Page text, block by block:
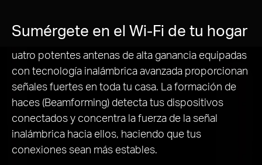
Sumérgete en el Wi-Fi de tu hogar
uatro potentes antenas de alta ganancia equipadas
con tecnología inalámbrica avanzada proporcionan
señales fuertes en toda tu casa. La formación de
haces (Beamforming) detecta tus dispositivos
conectados y concentra la fuerza de la señal
inalámbrica hacia ellos, haciendo que tus
conexiones sean más estables.